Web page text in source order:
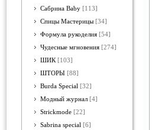
Сабрина Baby [113]
Спицы Мастерицы [34]
Формула рукоделия [54]
Чудесные мгновения [274]
ШИК [103]
ШТОРЫ [88]
Burda Special [32]
Модный журнал [4]
Strickmode [22]
Sabrina special [6]